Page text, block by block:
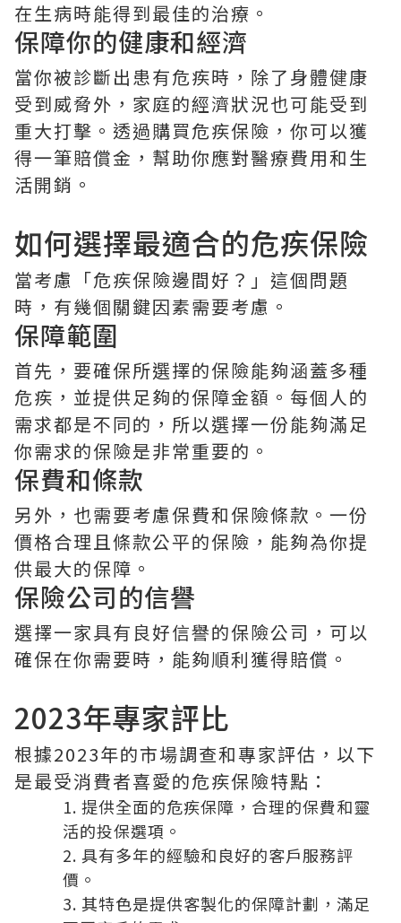
在生病時能得到最佳的治療。
保障你的健康和經濟
當你被診斷出患有危疾時，除了身體健康
受到威脅外，家庭的經濟狀況也可能受到
重大打擊。透過購買危疾保險，你可以獲
得一筆賠償金，幫助你應對醫療費用和生
活開銷。
如何選擇最適合的危疾保險
當考慮「危疾保險邊間好？」這個問題
時，有幾個關鍵因素需要考慮。
保障範圍
首先，要確保所選擇的保險能夠涵蓋多種
危疾，並提供足夠的保障金額。每個人的
需求都是不同的，所以選擇一份能夠滿足
你需求的保險是非常重要的。
保費和條款
另外，也需要考慮保費和保險條款。一份
價格合理且條款公平的保險，能夠為你提
供最大的保障。
保險公司的信譽
選擇一家具有良好信譽的保險公司，可以
確保在你需要時，能夠順利獲得賠償。
2023年專家評比
根據2023年的市場調查和專家評估，以下
是最受消費者喜愛的危疾保險特點：
提供全面的危疾保障，合理的保費和靈
活的投保選項。
具有多年的經驗和良好的客戶服務評
價。
其特色是提供客製化的保障計劃，滿足